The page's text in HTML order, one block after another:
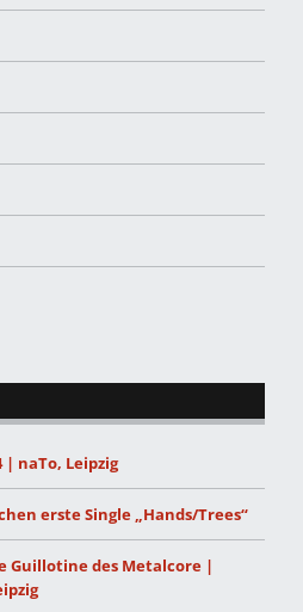
| naTo, Leipzig
erste Single „Hands/Trees“
Guillotine des Metalcore |